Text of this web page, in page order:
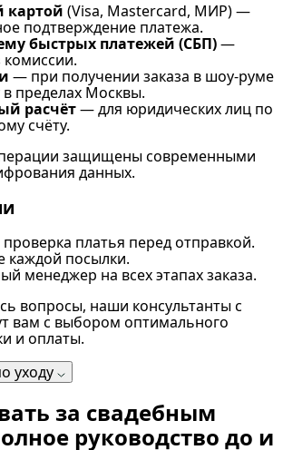
картой (Visa, Mastercard, МИР) —
подтверждение платежа.
быстрых платежей (СБП)—
комиссии.
— при получении заказа в шоу-руме
в пределах Москвы.
расчёт— для юридических лиц по
счёту.
защищены современными
данных.
платья перед отправкой.
каждой посылки.
менеджер на всех этапах заказа.
вопросы, наши консультанты с
вам с выбором оптимального
и оплаты.
уходу
за свадебным
руководство до и